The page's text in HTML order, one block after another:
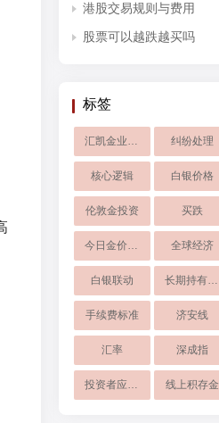
港股交易规则与费用
股票可以越跌越买吗
标签
汇凯金业App 纠纷处理
核心逻辑 白银价格
伦敦金投资 买跌
今日金价查询 全球经济
白银联动 长期持有黄金
手续费标准 济安线
汇率 深成指
投资者应对方法 线上积存金